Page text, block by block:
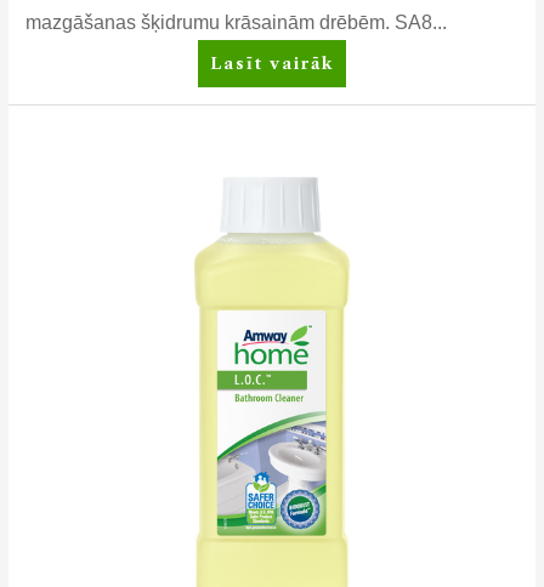
mazgāšanas šķidrumu krāsainām drēbēm. SA8...
Koncentrēts
veļas
krāsainām
melnām
drēbēm
Home™
SA8™
Lasīt vairāk